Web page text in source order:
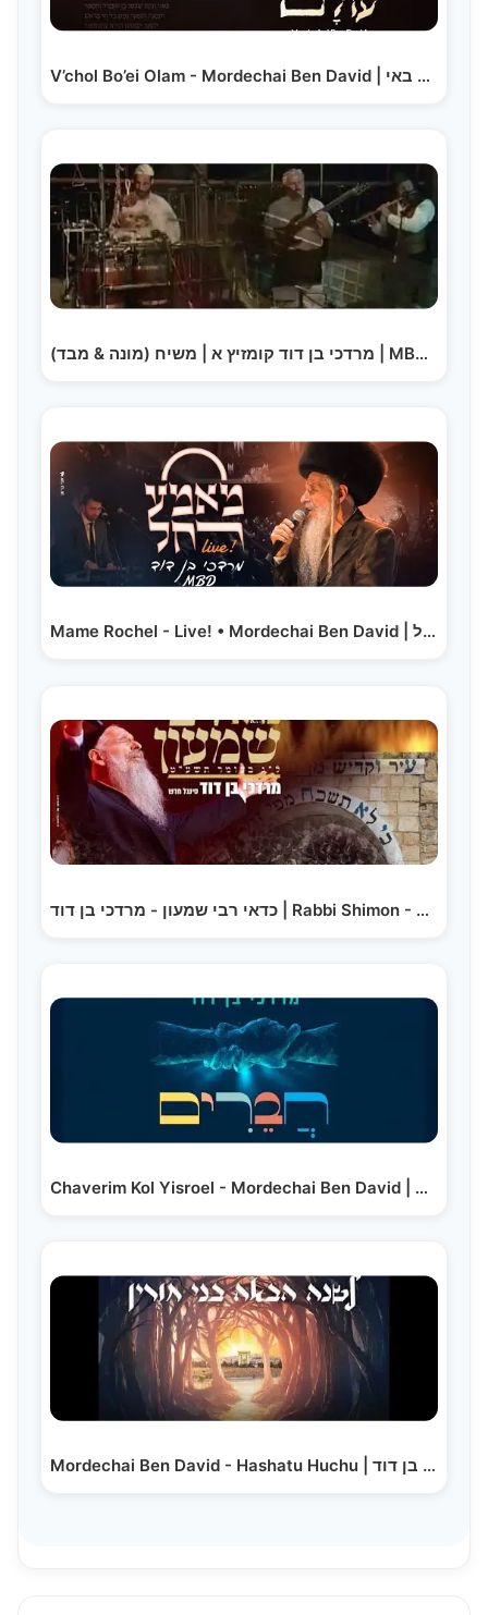
V’chol Bo’ei Olam - Mordechai Ben David | וכל באי…
מרדכי בן דוד קומזיץ א | משיח (מונה & מבד) | MBD Kumzits 1
Mame Rochel - Live! • Mordechai Ben David | מאמע רחל…
כדאי רבי שמעון - מרדכי בן דוד | Rabbi Shimon - MBD
Chaverim Kol Yisroel - Mordechai Ben David | חברים -…
Mordechai Ben David - Hashatu Huchu | מרדכי בן דוד -…